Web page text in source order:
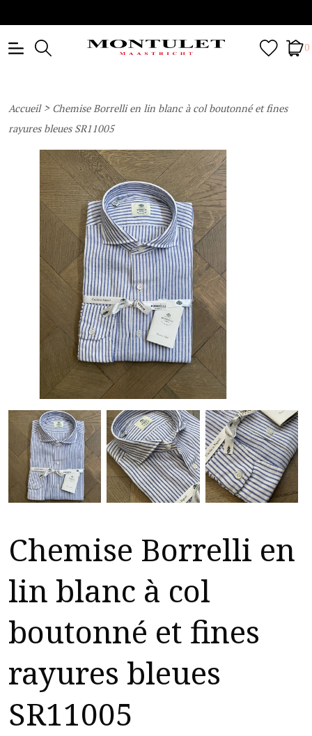
0
Accueil> Chemise Borrelli en lin blanc à col boutonné et fines
rayures bleues SR11005
Chemise Borrelli en
lin blanc à col
boutonné et fines
rayures bleues
SR11005